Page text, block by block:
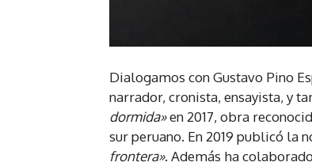
Dialogamos con Gustavo Pino
narrador, cronista, ensayista, y
dormida»en 2017, obra
sur peruano. En 2019 publicó la
frontera». Además ha